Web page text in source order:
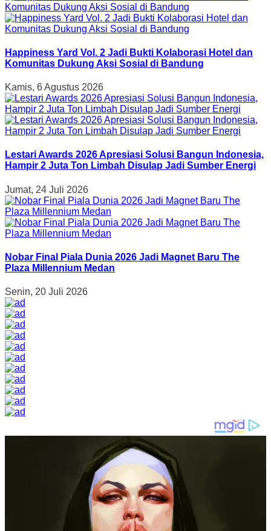
Happiness Yard Vol. 2 Jadi Bukti Kolaborasi Hotel dan
Komunitas Dukung Aksi Sosial di Bandung
Kamis, 6 Agustus 2026
Lestari Awards 2026 Apresiasi Solusi Bangun Indonesia,
Hampir 2 Juta Ton Limbah Disulap Jadi Sumber Energi
Jumat, 24 Juli 2026
Nobar Final Piala Dunia 2026 Jadi Magnet Baru The
Plaza Millennium Medan
Senin, 20 Juli 2026